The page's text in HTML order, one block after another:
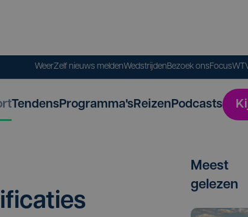
WeerZelf nieuws meldenWedstrijdenBezoek ons
TendensProgramma'sReizenPodcasts
Meest
gelezen